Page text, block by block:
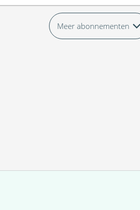
Meer abonnementen